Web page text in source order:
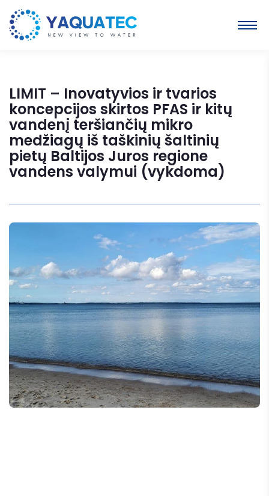
LIMIT – Inovatyvios ir tvarios
koncepcijos skirtos PFAS ir kitų
vandenį teršiančių mikro
medžiagų iš taškinių šaltinių
pietų Baltijos Juros regione
vandens valymui (vykdoma)